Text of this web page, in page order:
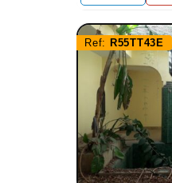
Ref: R55TT43E